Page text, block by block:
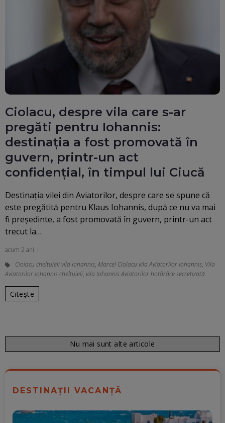
Ciolacu, despre vila care s-ar
pregăti pentru Iohannis:
destinația a fost promovată în
guvern, printr-un act
confidențial, în timpul lui Ciucă
Destinația vilei din Aviatorilor, despre care se spune că
este pregătită pentru Klaus Iohannis, după ce nu va mai
fi președinte, a fost promovată în guvern, printr-un act
trecut la…
acum 2 ani
Ciolacu cheltuieli vila Iohannis, Marcel Ciolacu vila Aviatorilor Iohannis, Vila
Aviatorilor Iohannis cheltuieli, vila Iohannis Aviatorilor hotârâre secretizată
Citește
Nu mai sunt alte articole
DESTINAȚII VACANȚĂ